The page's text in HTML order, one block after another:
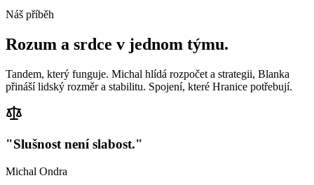
Náš příběh
Rozum a srdce v jednom týmu.
Tandem, který funguje. Michal hlídá rozpočet a strategii, Blanka
přináší lidský rozměr a stabilitu. Spojení, které Hranice potřebují.
"Slušnost není slabost."
Michal Ondra